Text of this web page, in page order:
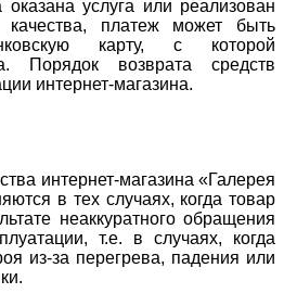
услуга или реализован
качества, платеж может быть
карту, с которой
Порядок возврата средств
интернет-магазина.
интернет-магазина «Галерея
в тех случаях, когда товар
неаккуратного обращения
т.е. в случаях, когда
из-за перегрева, падения или